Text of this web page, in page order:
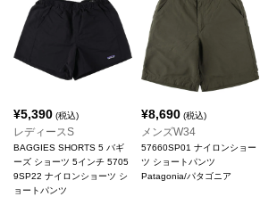
¥5,390 (税込)
レディースS
BAGGIES SHORTS 5 バギ
ーズ ショーツ 5インチ 5705
9SP22 ナイロンショーツ シ
ョートパンツ
¥8,690(税込)
メンズW34
57660SP01 ナイロンショー
ツ ショートパンツ
Patagonia/パタゴニア